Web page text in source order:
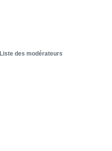
Liste des modérateurs